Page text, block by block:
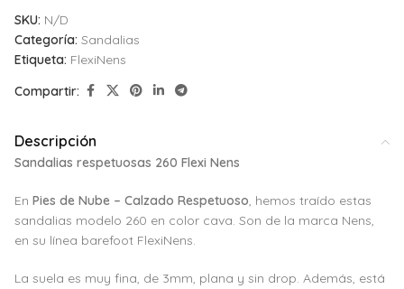
SKU: N/D
Categoría: Sandalias
Etiqueta: FlexiNens
Compartir:
Descripción
Sandalias respetuosas 260 Flexi Nens
En Pies de Nube – Calzado Respetuoso, hemos traído estas
sandalias modelo 260 en color cava. Son de la marca Nens,
en su línea barefoot FlexiNens.
La suela es muy fina, de 3mm, plana y sin drop. Además, está